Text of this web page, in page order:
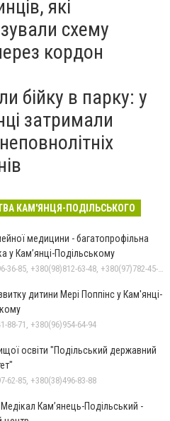
які
схему
кордон
бійку в парку: у
затримали
КАМ'ЯНЦЯ-ПОДІЛЬСЬКОГО
медицини - багатопрофільна
у Кам’янці-Подільському
+380(96)796-36-85, +380(98)812-63-48, +380(97)782-45-70
дитини Мері Поппінс у Кам'янці-
88-71, +380(96)954-64-94
освіти "Подільський державний
62-85, +380(38)496-83-88
Кам’янець-Подільський -